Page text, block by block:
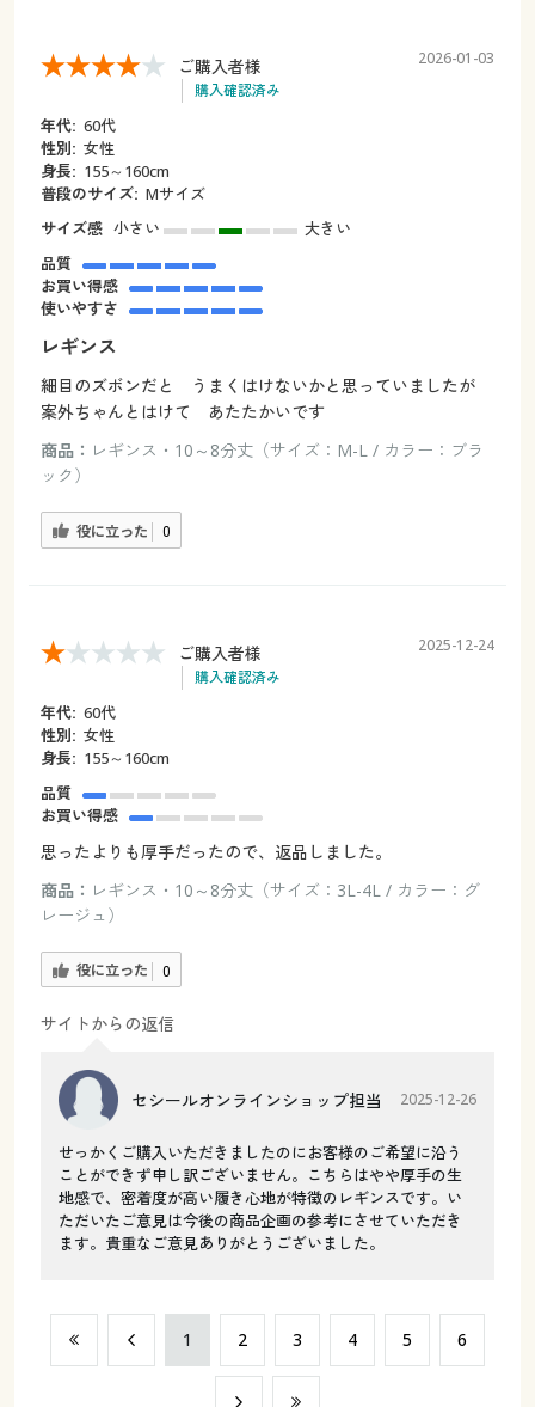
ご購入者様
購入確認済み
2026-01-03
年代: 60代
性別: 女性
身長: 155～160cm
普段のサイズ: Mサイズ
サイズ感 小さい
大きい
品質
お買い得感
使いやすさ
レギンス
細目のズボンだと うまくはけないかと思っていましたが
案外ちゃんとはけて あたたかいです
商品： レギンス・10～8分丈（サイズ：M-L / カラー：ブラ
ック）
役に立った 0
ご購入者様
購入確認済み
2025-12-24
年代: 60代
性別: 女性
身長: 155～160cm
品質
お買い得感
思ったよりも厚手だったので、返品しました。
商品： レギンス・10～8分丈（サイズ：3L-4L / カラー：グ
レージュ）
役に立った 0
サイトからの返信
セシールオンラインショップ担当 2025-12-26
せっかくご購入いただきましたのにお客様のご希望に沿う
ことができず申し訳ございません。こちらはやや厚手の生
地感で、密着度が高い履き心地が特徴のレギンスです。い
ただいたご意見は今後の商品企画の参考にさせていただき
ます。貴重なご意見ありがとうございました。
​1 ​2 ​3 ​4 ​5 ​6